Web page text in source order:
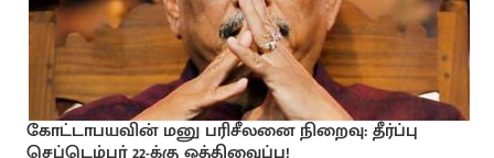
கோட்டாபயவின் மனு பரிசீலனை நிறைவு: தீர்ப்பு